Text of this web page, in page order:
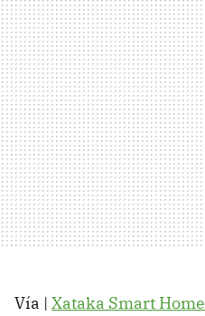
Vía | Xataka Smart Home